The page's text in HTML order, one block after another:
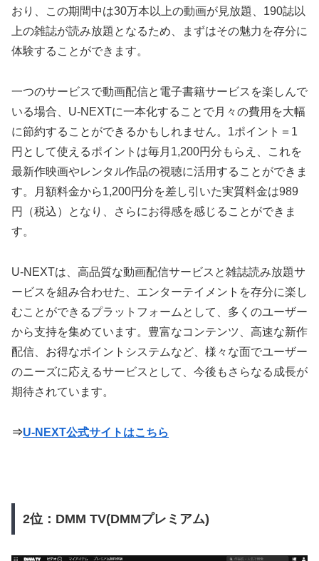
おり、この期間中は30万本以上の動画が見放題、190誌以
上の雑誌が読み放題となるため、まずはその魅力を存分に
体験することができます。
一つのサービスで動画配信と電子書籍サービスを楽しんで
いる場合、U-NEXTに一本化することで月々の費用を大幅
に節約することができるかもしれません。1ポイント＝1
円として使えるポイントは毎月1,200円分もらえ、これを
最新作映画やレンタル作品の視聴に活用することができま
す。月額料金から1,200円分を差し引いた実質料金は989
円（税込）となり、さらにお得感を感じることができま
す。
U-NEXTは、高品質な動画配信サービスと雑誌読み放題サ
ービスを組み合わせた、エンターテイメントを存分に楽し
むことができるプラットフォームとして、多くのユーザー
から支持を集めています。豊富なコンテンツ、高速な新作
配信、お得なポイントシステムなど、様々な面でユーザー
のニーズに応えるサービスとして、今後もさらなる成長が
期待されています。
⇒U-NEXT公式サイトはこちら
2位：DMM TV(DMMプレミアム)